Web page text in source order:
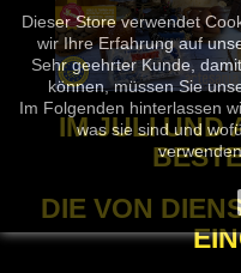
Dieser Store verwendet
wir Ihre Erfahrung auf
Sehr geehrter Kunde,
können, müssen Sie
Im Folgenden hinterlassen
was sie sind und
IM JULI UND
DIE VON